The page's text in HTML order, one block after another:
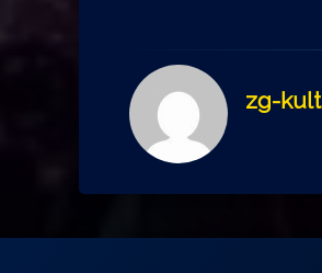
zg-kult